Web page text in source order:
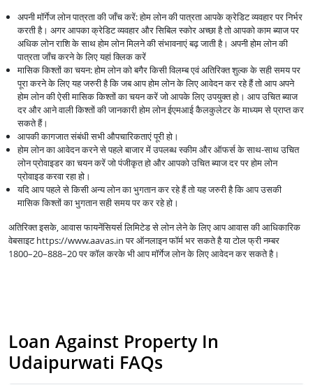
अपनी मॉर्गेज लोन पात्रता की जाँच करें: होम लोन की पात्रता आपके क्रेडिट व्यवहार पर निर्भर
करती है। अगर आपका क्रेडिट व्यवहार और सिबिल स्कोर अच्छा है तो आपको काम ब्याज पर
अधिक लोन राशि के साथ होम लोन मिलने की संभावनाएं बढ़ जाती है। अपनी होम लोन की
पात्रता जाँच करने के लिए यहां क्लिक करें
मासिक किश्तों का चयन: होम लोन को बगैर किसी विलम्ब एवं अतिरिक्त शुल्क के सही समय पर
पूरा करने के लिए यह जरुरी है कि जब आप होम लोन के लिए आवेदन कर रहे हैं तो आप अपने
होम लोन की ऐसी मासिक किश्तों का चयन करें जो आपके लिए उपयुक्त हो। आप उचित ब्याज
दर और आने वाली किश्तों की जानकारी होम लोन ईएमआई कैलकुलेटर के माध्यम से प्राप्त कर
सकते हैं।
आपकी कागजात संबंधी सभी औपचारिकताएं पूरी हो।
होम लोन का आवेदन करने से पहले बाजार में उपलब्ध स्कीम और ऑफर्स के साथ-साथ उचित
लोन प्रोवाइडर का चयन करें जो पंजीकृत हो और आपको उचित ब्याज दर पर होम लोन
प्रोवाइड करवा रहा हो।
यदि आप पहले से किसी अन्य लोन का भुगतान कर रहे हैं तो यह जरुरी है कि आप उसकी
मासिक किश्तों का भुगतान सही समय पर कर रहे हो।
अतिरिक्त इसके, आवास फायनेंसियर्स लिमिटेड से लोन लेने के लिए आप आवास की आधिकारिक
वेबसाइट https://www.aavas.in पर ऑनलाइन फॉर्म भर सकते है या टोल फ्री नम्बर
1800–20–888–20 पर कॉल करके भी आप मॉर्गेज लोन के लिए आवेदन कर सकते है।
Loan Against Property In
Udaipurwati FAQs